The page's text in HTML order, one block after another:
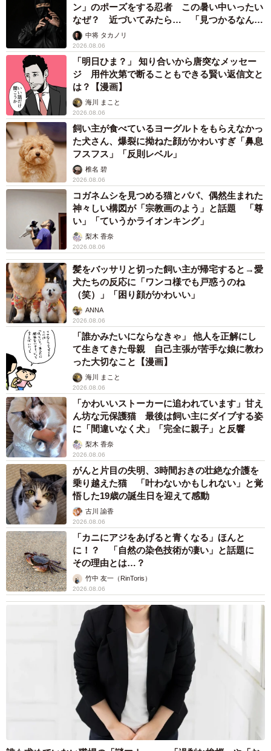
ン」のポーズをする忍者 この暑い中いったい
なぜ？ 近づいてみたら… 「見つかるなんて
未熟」中将 タカノリ
2026.08.06
「明日ひま？」 知り合いから唐突なメッセー
ジ 用件次第で断ることもできる賢い返信文と
は？【漫画】
海川 まこと
2026.08.06
飼い主が食べているヨーグルトをもらえなかっ
た犬さん、爆裂に拗ねた顔がかわいすぎ「鼻息
フスフス」「反則レベル」
椎名 碧
2026.08.06
コガネムシを見つめる猫とパパ、偶然生まれた
神々しい構図が「宗教画のよう」と話題 「尊
い」「ていうかライオンキング」
梨木 香奈
2026.08.06
髪をバッサリと切った飼い主が帰宅すると→愛
犬たちの反応に「ワンコ様でも戸惑うのね
（笑）」「困り顔がかわいい」
ANNA
2026.08.06
「誰かみたいにならなきゃ」 他人を正解にし
て生きてきた母親 自己主張が苦手な娘に教わ
った大切なこと【漫画】
海川 まこと
2026.08.06
「かわいいストーカーに追われています」甘え
ん坊な元保護猫 最後は飼い主にダイブする姿
に「間違いなく犬」「完全に親子」と反響
梨木 香奈
2026.08.06
がんと片目の失明、3時間おきの壮絶な介護を
乗り越えた猫 「叶わないかもしれない」と覚
悟した19歳の誕生日を迎えて感動
古川 諭香
2026.08.06
「カニにアジをあげると青くなる」ほんと
に！？ 「自然の染色技術が凄い」と話題に
その理由とは…？
竹中 友一（RinToris）
2026.08.06